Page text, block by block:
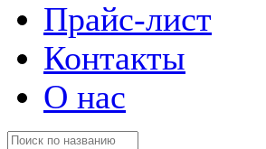
Прайс-лист
Контакты
О нас